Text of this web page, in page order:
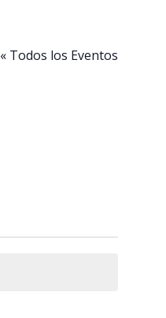
« Todos los Eventos